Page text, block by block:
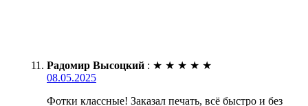
Радомир Высоцкий : ★ ★ ★ ★ ★
08.05.2025
Фотки классные! Заказал печать, всё быстро и без